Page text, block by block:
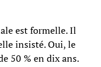
est formelle. Il
insisté. Oui, le
50 % en dix ans.